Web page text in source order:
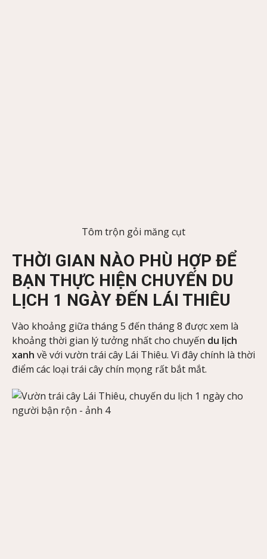
Tôm trộn gỏi măng cụt
THỜI GIAN NÀO PHÙ HỢP ĐỂ
BẠN THỰC HIỆN CHUYẾN DU
LỊCH 1 NGÀY ĐẾN LÁI THIÊU
Vào khoảng giữa tháng 5 đến tháng 8 được xem là
khoảng thời gian lý tưởng nhất cho chuyến du lịch
xanh về với vườn trái cây Lái Thiêu. Vì đây chính là thời
điểm các loại trái cây chín mọng rất bắt mắt.